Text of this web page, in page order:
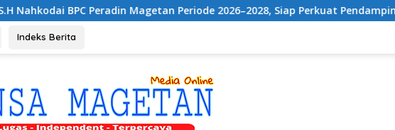
Peradin Magetan Periode 2026–2028, Siap Perkuat Pendampingan Hukum
Indeks Berita